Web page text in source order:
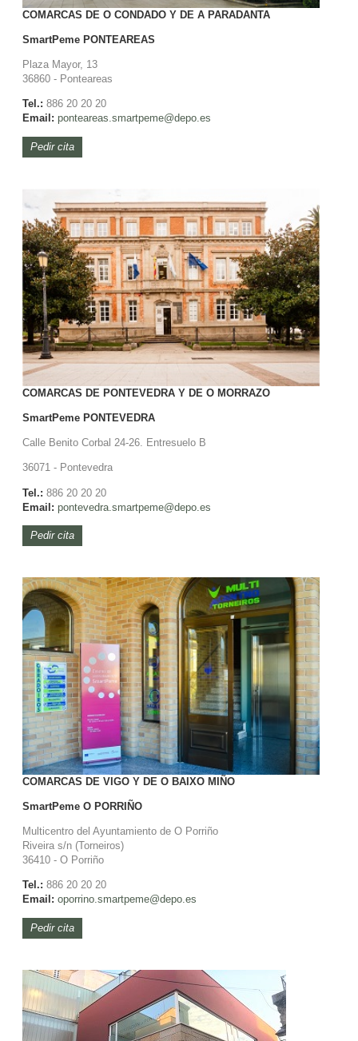
COMARCAS DE O CONDADO Y DE A PARADANTA
SmartPeme PONTEAREAS
Plaza Mayor, 13
36860 - Ponteareas
Tel.: 886 20 20 20
Email: ponteareas.smartpeme@depo.es
Pedir cita
COMARCAS DE PONTEVEDRA Y DE O MORRAZO
SmartPeme PONTEVEDRA
Calle Benito Corbal 24-26. Entresuelo B
36071 - Pontevedra
Tel.: 886 20 20 20
Email: pontevedra.smartpeme@depo.es
Pedir cita
COMARCAS DE VIGO Y DE O BAIXO MIÑO
SmartPeme O PORRIÑO
Multicentro del Ayuntamiento de O Porriño
Riveira s/n (Torneiros)
36410 - O Porriño
Tel.: 886 20 20 20
Email: oporrino.smartpeme@depo.es
Pedir cita